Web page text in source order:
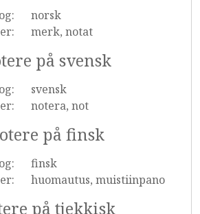
norsk
merk, notat
på svensk
svensk
notera, not
på finsk
finsk
huomautus, muistiinpano
på tjekkisk